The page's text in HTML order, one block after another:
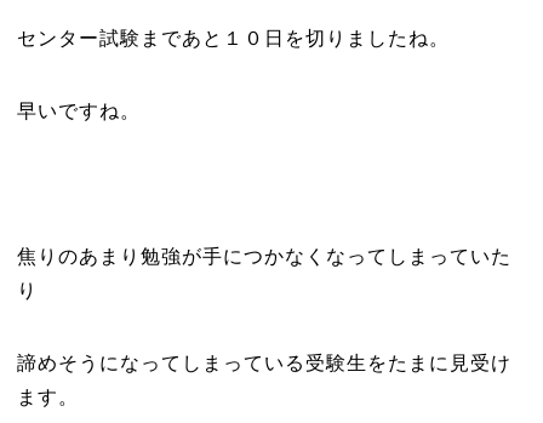
センター試験まであと１０日を切りましたね。
早いですね。
焦りのあまり勉強が手につかなくなってしまっていた
り
諦めそうになってしまっている受験生をたまに見受け
ます。